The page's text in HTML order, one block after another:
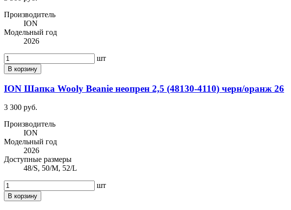
Производитель
ION
Модельный год
2026
шт
В корзину
ION Шапка Wooly Beanie неопрен 2,5 (48130-4110) черн/оранж 26
3 300 руб.
Производитель
ION
Модельный год
2026
Доступные размеры
48/S, 50/M, 52/L
шт
В корзину